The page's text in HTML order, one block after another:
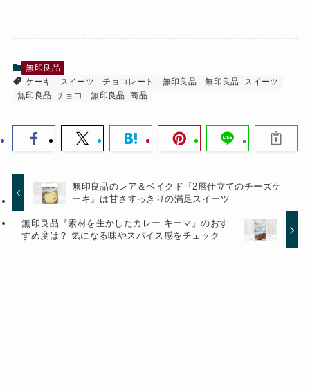
無印良品
ケーキ
スイーツ チョコレート 無印良品
無印良品_スイーツ
無印良品_チョコ
無印良品_商品
無印良品のレア＆ベイクド『2層仕立てのチーズケ
ーキ』は甘さすっきりの満足スイーツ
無印良品『素材を生かしたカレー キーマ』のおす
すめ度は？ 気になる味やスパイス感をチェック